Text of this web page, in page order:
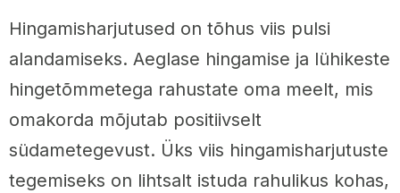
Hingamisharjutused on tõhus viis pulsi
alandamiseks. Aeglase hingamise ja lühikeste
hingetõmmetega rahustate oma meelt, mis
omakorda mõjutab positiivselt
südametegevust. Üks viis hingamisharjutuste
tegemiseks on lihtsalt istuda rahulikus kohas,